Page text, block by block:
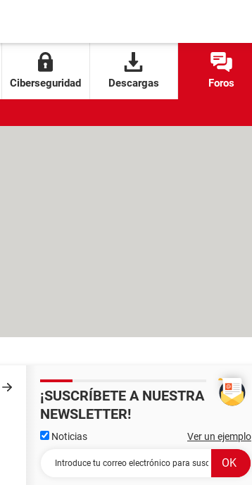
Ciberseguridad Descargas Foros
¡SUSCRÍBETE A NUESTRA
NEWSLETTER!
Noticias Ver un ejemplo